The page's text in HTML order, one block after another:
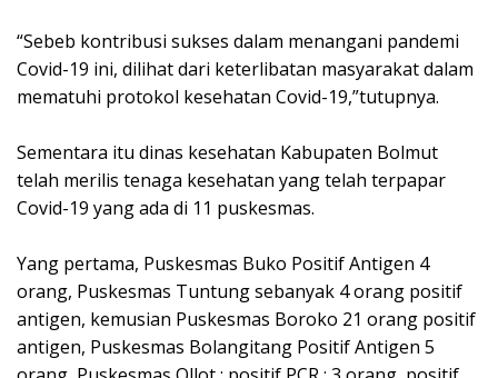
“Sebeb kontribusi sukses dalam menangani pandemi
Covid-19 ini, dilihat dari keterlibatan masyarakat dalam
mematuhi protokol kesehatan Covid-19,”tutupnya.
Sementara itu dinas kesehatan Kabupaten Bolmut
telah merilis tenaga kesehatan yang telah terpapar
Covid-19 yang ada di 11 puskesmas.
Yang pertama, Puskesmas Buko Positif Antigen 4
orang, Puskesmas Tuntung sebanyak 4 orang positif
antigen, kemusian Puskesmas Boroko 21 orang positif
antigen, Puskesmas Bolangitang Positif Antigen 5